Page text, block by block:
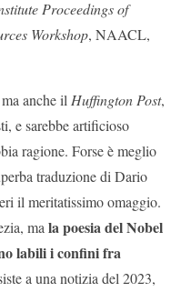
Proceedings of
Workshop, NAACL,
anche il Huffington Post,
e sarebbe artificioso
ragione. Forse è meglio
traduzione di Dario
il meritatissimo omaggio.
ma la poesia del Nobel
labili i confini fra
a una notizia del 2023,